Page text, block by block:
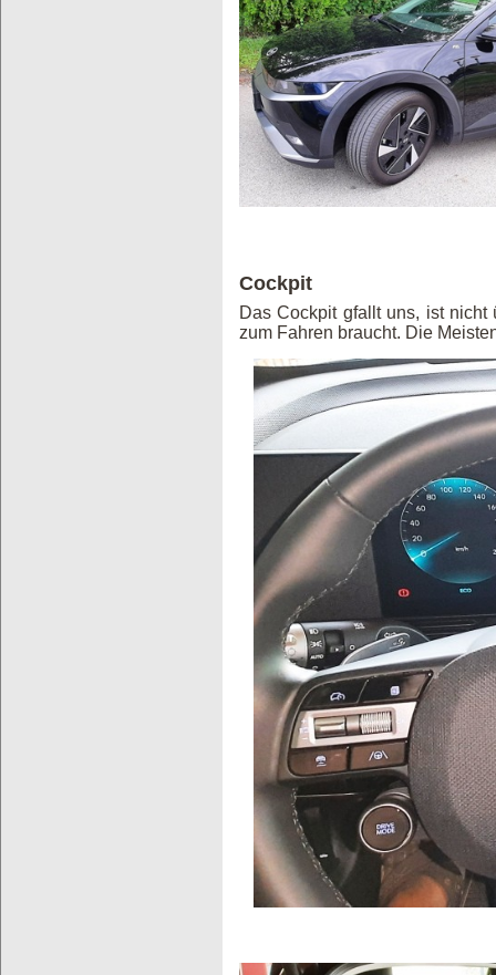
Cockpit
Das Cockpit gfallt uns, ist
zum Fahren braucht. Die